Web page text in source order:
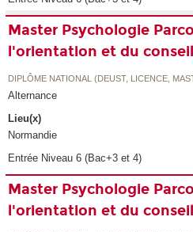
Master Psychologie
l'orientation et du conseil
DIPLÔME NATIONAL (DEUST, LICENCE,
Alternance
Lieu(x)
Normandie
Entrée Niveau 6 (Bac+3 et 4)
Master Psychologie
l'orientation et du conseil